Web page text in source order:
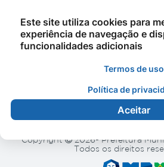
Finanças
Indústria, Comércio,
Tecnologia
Obras Públicas,
Saúde
Copyright
2026- Prefeitura
Todos os direitos
Este site utiliza cookies para
experiência de navegação e
funcionalidades adicionais
Termos de uso
Política de
Aceitar